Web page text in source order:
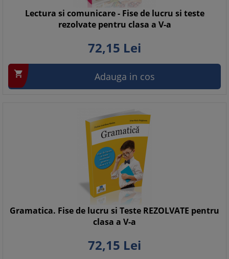
Lectura si comunicare - Fise de lucru si teste
rezolvate pentru clasa a V-a
72,15 Lei
 Adauga in cos
Gramatica. Fise de lucru si Teste REZOLVATE pentru
clasa a V-a
72,15 Lei